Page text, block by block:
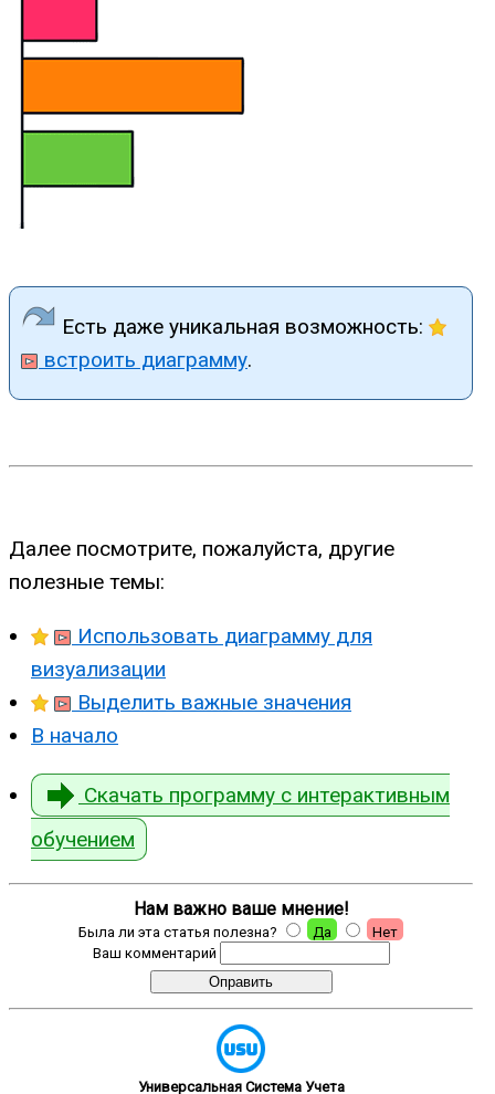
Есть даже уникальная возможность:
встроить диаграмму.
Далее посмотрите, пожалуйста, другие
полезные темы:
Использовать диаграмму для
визуализации
Выделить важные значения
В начало
Скачать программу с интерактивным
обучением
Нам важно ваше мнение!
Была ли эта статья полезна? Да
Нет
Ваш комментарий
Универсальная Система Учета